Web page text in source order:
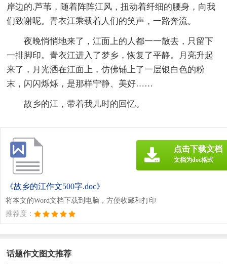
岸边的.芦苇，随着阵阵江风，扭动着纤细的腰身，向我
们致谢呢。青衣江乘载着人们的笑声，一路奔流。
夜晚悄悄地来了，江面上的人都一一散去，只留下
一排脚印。青衣江进入了梦乡，恢复了平静。月亮升起
来了，月光洒在江面上，仿佛铺上了一层银白色的粉
末，闪闪烁烁，是那样宁静、美好……
故乡的江，带着我儿时的回忆。
《故乡的江作文500字.doc》
将本文的Word文档下载到电脑，方便收藏和打印
推荐度：
点击下载文档
文档为doc格式
话题作文图文推荐